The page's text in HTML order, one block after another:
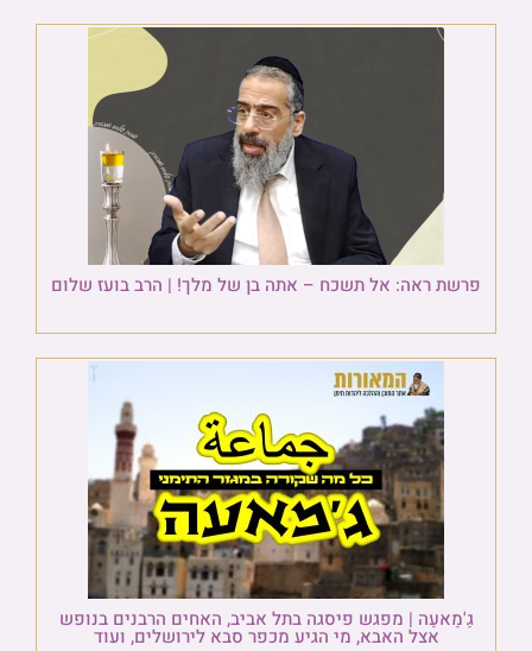
פרשת ראה: אל תשכח – אתה בן של מלך! | הרב בועז שלום
גַ'מַאעַה | מפגש פיסגה בתל אביב, האחים הרבנים בנופש
אצל האבא, מי הגיע מכפר סבא לירושלים, ועוד